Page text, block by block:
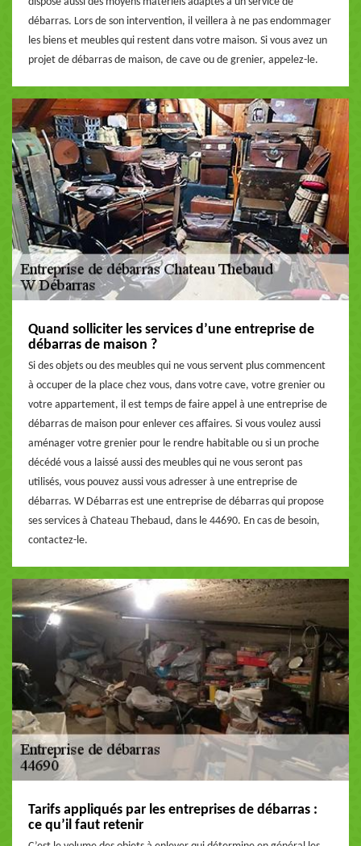
débarras. Lors de son intervention, il veillera à ne pas endommager
les biens et meubles qui restent dans votre maison. Si vous avez un
projet de débarras de maison, de cave ou de grenier, appelez-le.
Quand solliciter les services d’une entreprise de
débarras de maison ?
Si des objets ou des meubles qui ne vous servent plus commencent
à occuper de la place chez vous, dans votre cave, votre grenier ou
votre appartement, il est temps de faire appel à une entreprise de
débarras de maison pour enlever ces affaires. Si vous voulez aussi
aménager votre grenier pour le rendre habitable ou si un proche
décédé vous a laissé aussi des meubles qui ne vous seront pas
utilisés, vous pouvez aussi vous adresser à une entreprise de
débarras. W Débarras est une entreprise de débarras qui propose
ses services à Chateau Thebaud, dans le 44690. En cas de besoin,
contactez-le.
Tarifs appliqués par les entreprises de débarras :
ce qu’il faut retenir